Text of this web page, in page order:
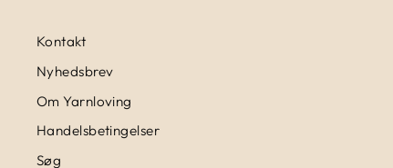
Kontakt
Nyhedsbrev
Om Yarnloving
Handelsbetingelser
Søg